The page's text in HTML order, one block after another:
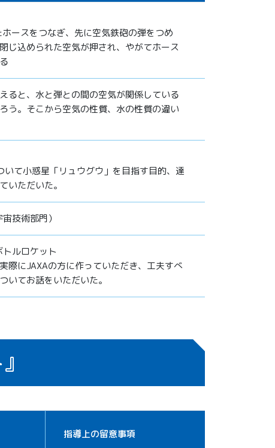
ースをつなぎ、先に空気鉄砲の弾をつめ
込められた空気が押され、やがてホース
ると、水と弾との間の空気が関係している
う。そこから空気の性質、水の性質の違い
いて小惑星「リュウグウ」を目指す目的、達
ていただいた。
技術部門）
ルロケット
際にJAXAの方に作っていただき、工夫すべ
いてお話をいただいた。
指導上の留意事項